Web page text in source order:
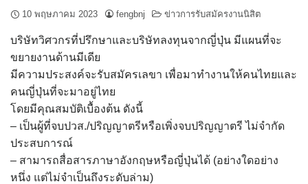
10 พฤษภาคม 2023 fengbnj ข่าวการรับสมัครงานนิสิต
บริษัทวิศวกรที่ปรึกษาและบริษัทลงทุนจากญี่ปุ่น มีแผนที่จะ
ขยายงานด้านมีเดีย
มีความประสงค์จะรับสมัครเลขา เพื่อมาทำงานให้คนไทยและ
คนญี่ปุ่นที่จะมาอยู่ไทย
โดยมีคุณสมบัติเบื้องต้น ดังนี้
– เป็นผู้ที่จบปวส./ปริญญาตรีหรือเพิ่งจบปริญญาตรี ไม่จำกัด
ประสบการณ์
– สามารถสื่อสารภาษาอังกฤษหรือญี่ปุ่นได้ (อย่างใดอย่าง
หนึ่ง แต่ไม่จำเป็นถึงระดับล่าม)